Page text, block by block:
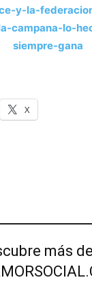
y-la-
campana-lo-
siempre-gana
X
más